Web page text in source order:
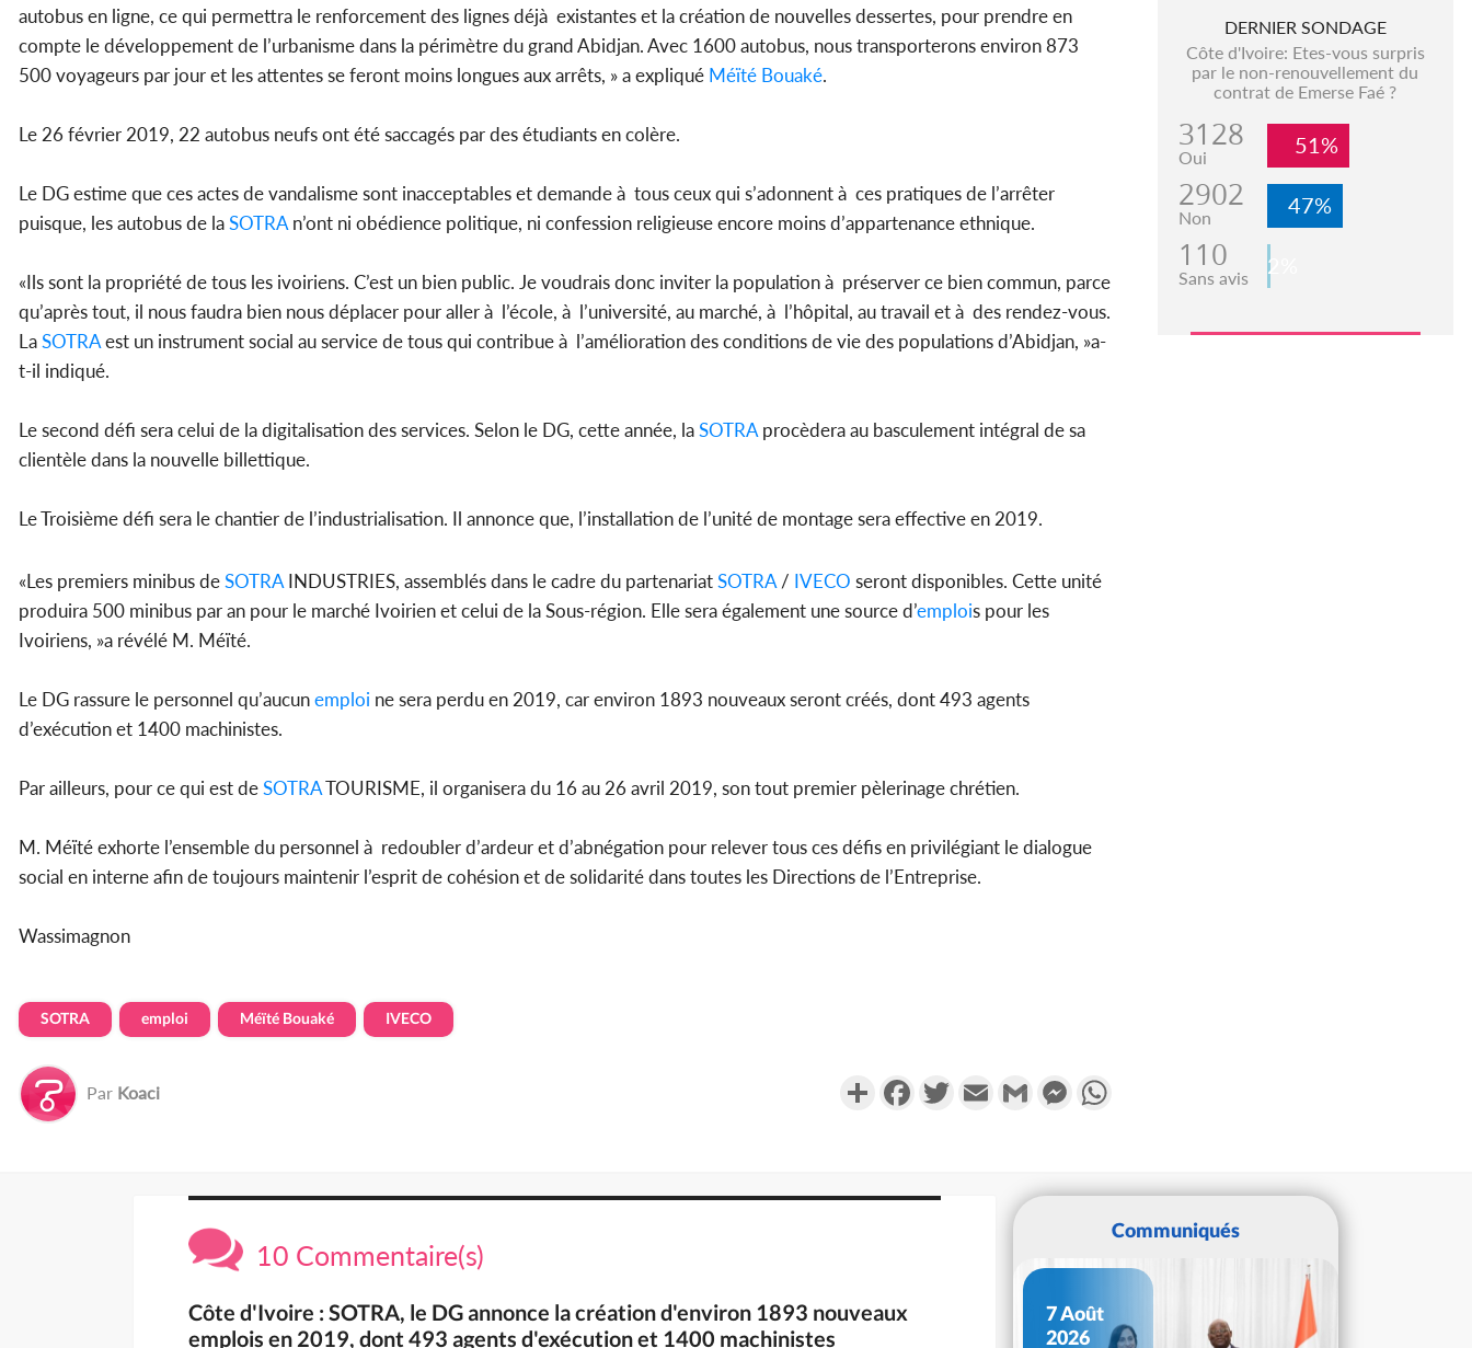
autobus en ligne, ce qui permettra le renforcement des lignes déjà existantes et la création de nouvelles dessertes, pour prendre en
compte le développement de l’urbanisme dans la périmètre du grand Abidjan. Avec 1600 autobus, nous transporterons environ 873
500 voyageurs par jour et les attentes se feront moins longues aux arrêts, » a expliqué Méïté Bouaké.
Le 26 février 2019, 22 autobus neufs ont été saccagés par des étudiants en colère.
Le DG estime que ces actes de vandalisme sont inacceptables et demande à tous ceux qui s’adonnent à ces pratiques de l’arrêter
puisque, les autobus de laSOTRAn’ont ni obédience politique, ni confession religieuse encore moins d’appartenance ethnique.
«Ils sont la propriété de tous les ivoiriens. C’est un bien public. Je voudrais donc inviter la population à préserver ce bien commun, parce
qu’après tout, il nous faudra bien nous déplacer pour aller à l’école, à l’université, au marché, à l’hôpital, au travail et à des rendez-vous.
LaSOTRAest un instrument social au service de tous qui contribue à l’amélioration des conditions de vie des populations d’Abidjan, »a-
t-il indiqué.
Le second défi sera celui de la digitalisation des services. Selon le DG, cette année, laSOTRAprocèdera au basculement intégral de sa
clientèle dans la nouvelle billettique.
Le Troisième défi sera le chantier de l’industrialisation. Il annonce que, l’installation de l’unité de montage sera effective en 2019.
«Les premiers minibus deSOTRAINDUSTRIES, assemblés dans le cadre du partenariatSOTRA/ IVECO seront disponibles. Cette unité
produira 500 minibus par an pour le marché Ivoirien et celui de la Sous-région. Elle sera également une source d’emplois pour les
Ivoiriens, »a révélé M. Méïté.
Le DG rassure le personnel qu’aucunemploi ne sera perdu en 2019, car environ 1893 nouveaux seront créés, dont 493 agents
d’exécution et 1400 machinistes.
Par ailleurs, pour ce qui est deSOTRATOURISME, il organisera du 16 au 26 avril 2019, son tout premier pèlerinage chrétien.
M. Méïté exhorte l’ensemble du personnel à redoubler d’ardeur et d’abnégation pour relever tous ces défis en privilégiant le dialogue
social en interne afin de toujours maintenir l’esprit de cohésion et de solidarité dans toutes les Directions de l’Entreprise.
Wassimagnon
SOTRA emploi Méïté Bouaké IVECO
Par Koaci PartagerFacebookTwitterEmail Gmail Messenger
DERNIER SONDAGE
Côte d'Ivoire: Etes-vous surpris
par le non-renouvellement du
contrat de Emerse Faé ?
3128
Oui 51%
2902
Non 47%
110
Sans avis 2%
10 Commentaire(s)
Côte d'Ivoire : SOTRA, le DG annonce la création d'environ 1893 nouveaux
emplois en 2019, dont 493 agents d'exécution et 1400 machinistes
Communiqués
7 Août
2026